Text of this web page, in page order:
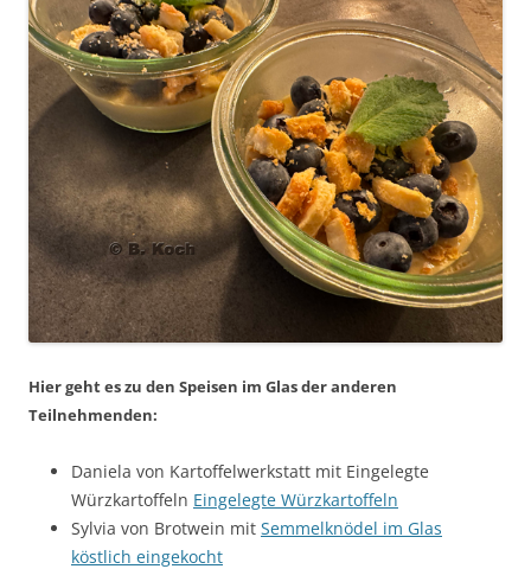
Hier geht es zu den Speisen im Glas der anderen
Teilnehmenden:
Daniela von Kartoffelwerkstatt mit Eingelegte
Würzkartoffeln Eingelegte Würzkartoffeln
Sylvia von Brotwein mit Semmelknödel im Glas
köstlich eingekocht